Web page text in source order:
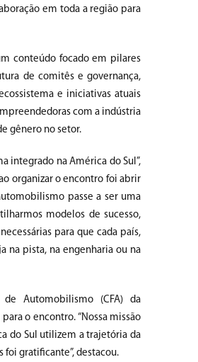
em toda a região para
conteúdo focado em pilares
de comitês e governança,
e iniciativas atuais
com a indústria
gênero no setor.
integrado na América do Sul”,
organizar o encontro foi abrir
passe a ser uma
modelos de sucesso,
para que cada país,
na pista, na engenharia ou na
Automobilismo (CFA) da
o encontro. “Nossa missão
do Sul utilizem a trajetória da
foi gratificante”, destacou.